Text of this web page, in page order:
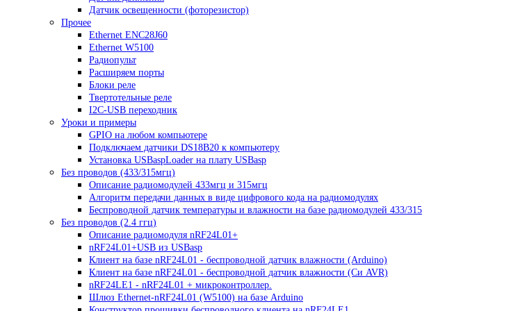
Датчик освещенности (фоторезистор)
Прочее
Ethernet ENC28J60
Ethernet W5100
Радиопульт
Расширяем порты
Блоки реле
Твертотельные реле
I2C-USB переходник
Уроки и примеры
GPIO на любом компьютере
Подключаем датчики DS18B20 к компьютеру
Установка USBaspLoader на плату USBasp
Без проводов (433/315мгц)
Описание радиомодулей 433мгц и 315мгц
Алгоритм передачи данных в виде цифрового кода на радиомодулях
Беспроводной датчик температуры и влажности на базе радиомодулей 433/315
Без проводов (2.4 ггц)
Описание радиомодуля nRF24L01+
nRF24L01+USB из USBasp
Клиент на базе nRF24L01 - беспроводной датчик влажности (Arduino)
Клиент на базе nRF24L01 - беспроводной датчик влажности (Си AVR)
nRF24LE1 - nRF24L01 + микроконтроллер.
Шлюз Ethernet-nRF24L01 (W5100) на базе Arduino